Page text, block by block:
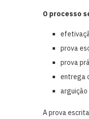
O processo
prova
prova
entrega
A prova